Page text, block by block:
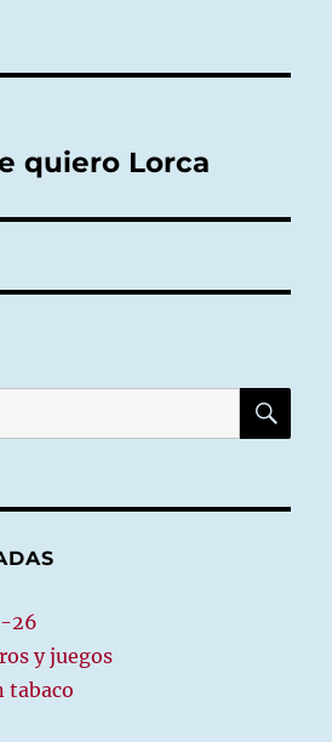
quiero Lorca
26
y juegos
tabaco